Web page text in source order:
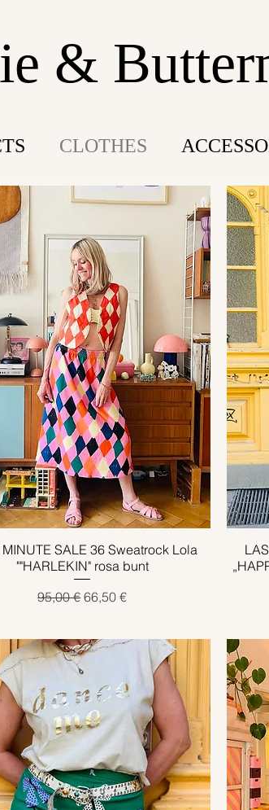
&
CLOTHES
Schnellansicht
MINUTE SALE 36 Sweatrock Lola
""HARLEKIN" rosa bunt
Standardpreis
95,00 €Sale-Preis
66,50 €